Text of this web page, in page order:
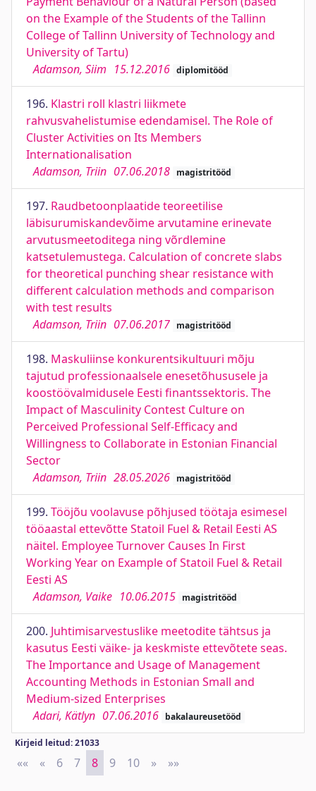
on the Example of the Students of the Tallinn
College of Tallinn University of Technology and
University of Tartu)
Adamson, Siim 15.12.2016 diplomitööd
196. Klastri roll klastri liikmete
rahvusvahelistumise edendamisel. The Role of
Cluster Activities on Its Members
Internationalisation
Adamson, Triin 07.06.2018 magistritööd
197. Raudbetoonplaatide teoreetilise
läbisurumiskandevõime arvutamine erinevate
arvutusmeetoditega ning võrdlemine
katsetulemustega. Calculation of concrete slabs
for theoretical punching shear resistance with
different calculation methods and comparison
with test results
Adamson, Triin 07.06.2017 magistritööd
198. Maskuliinse konkurentsikultuuri mõju
tajutud professionaalsele enesetõhususele ja
koostöövalmidusele Eesti finantssektoris. The
Impact of Masculinity Contest Culture on
Perceived Professional Self-Efficacy and
Willingness to Collaborate in Estonian Financial
Sector
Adamson, Triin 28.05.2026 magistritööd
199. Tööjõu voolavuse põhjused töötaja esimesel
tööaastal ettevõtte Statoil Fuel & Retail Eesti AS
näitel. Employee Turnover Causes In First
Working Year on Example of Statoil Fuel & Retail
Eesti AS
Adamson, Vaike 10.06.2015 magistritööd
200. Juhtimisarvestuslike meetodite tähtsus ja
kasutus Eesti väike- ja keskmiste ettevõtete seas.
The Importance and Usage of Management
Accounting Methods in Estonian Small and
Medium-sized Enterprises
Adari, Kätlyn 07.06.2016 bakalaureusetööd
Kirjeid leitud: 21033
«« First
« Previous
6 7 8 9 10 » Next
»»